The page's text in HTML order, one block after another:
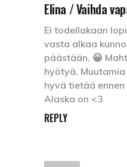
Elina / Vaihda
Ei todellakaan
vasta alkaa
päästään. 😀
hyötyä.
hyvä tietää
Alaska on <3
REPLY